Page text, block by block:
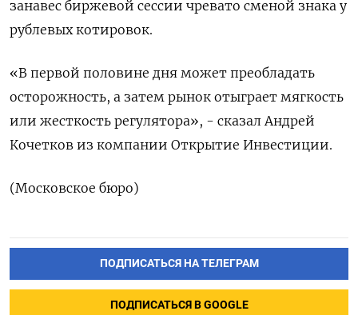
занавес биржевой сессии чревато сменой знака у
рублевых котировок.
«В первой половине дня может преобладать
осторожность, а затем рынок отыграет мягкость
или жесткость регулятора», - сказал Андрей
Кочетков из компании Открытие Инвестиции.
(Московское бюро)
ПОДПИСАТЬСЯ НА ТЕЛЕГРАМ
ПОДПИСАТЬСЯ В GOOGLE